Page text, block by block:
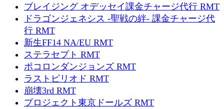
ブレイジング オデッセイ課金チャージ代行 RMT
ドラゴンジェネシス -聖戦の絆- 課金チャージ代
行 RMT
新生FF14 NA/EU RMT
ステラセプト RMT
ポコロンダンジョンズ RMT
ラストピリオド RMT
崩壊3rd RMT
プロジェクト東京ドールズ RMT